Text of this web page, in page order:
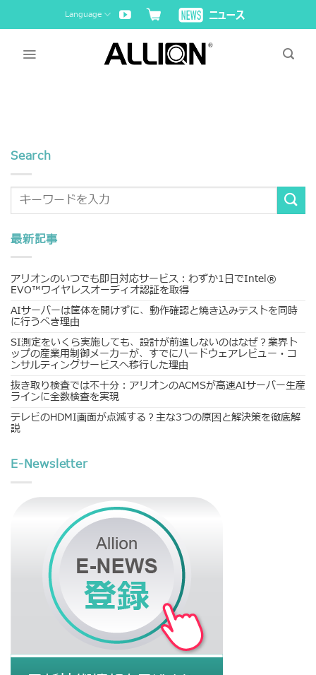
to
Language
Search
最新記事
アリオンのいつでも即日対応サービス：わずか1日でIntel®
EVO™ワイヤレスオーディオ認証を取得
AIサーバーは筐体を開けずに、動作確認と焼き込みテストを同時
に行うべき理由
SI測定をいくら実施しても、設計が前進しないのはなぜ？業界ト
ップの産業用制御メーカーが、すでにハードウェアレビュー・コ
ンサルティングサービスへ移行した理由
抜き取り検査では不十分：アリオンのACMSが高速AIサーバー生産
ラインに全数検査を実現
テレビのHDMI画面が点滅する？主な3つの原因と解決策を徹底解
説
E-Newsletter